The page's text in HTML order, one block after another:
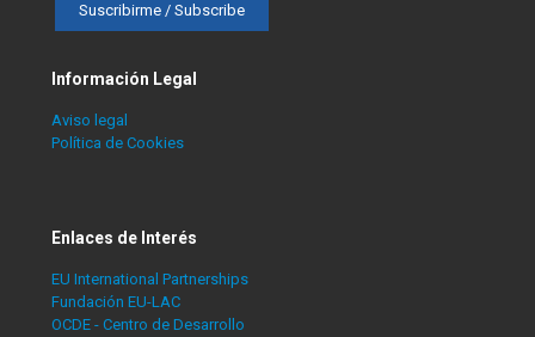
Información Legal
Aviso legal
Política de Cookies
Enlaces de Interés
EU International Partnerships
Fundación EU-LAC
OCDE - Centro de Desarrollo